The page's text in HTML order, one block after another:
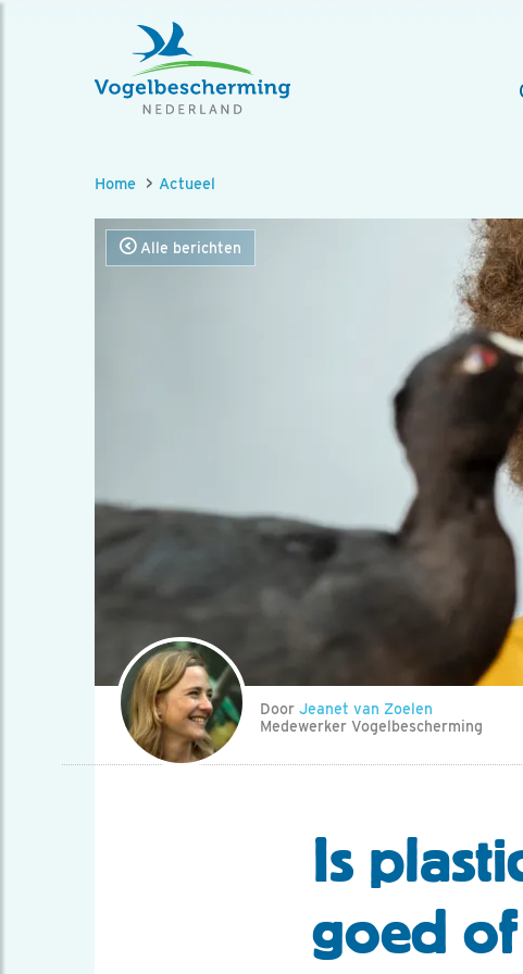
Home Actueel
Alle berichten
Door Jeanet van Zoelen
Medewerker Vogelbescherming
Is
goed of